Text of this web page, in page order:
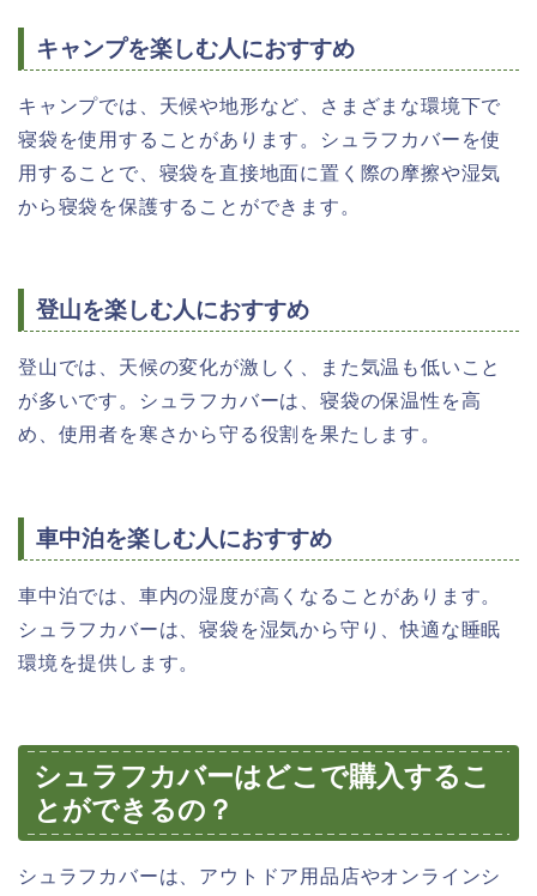
キャンプを楽しむ人におすすめ
キャンプでは、天候や地形など、さまざまな環境下で
寝袋を使用することがあります。シュラフカバーを使
用することで、寝袋を直接地面に置く際の摩擦や湿気
から寝袋を保護することができます。
登山を楽しむ人におすすめ
登山では、天候の変化が激しく、また気温も低いこと
が多いです。シュラフカバーは、寝袋の保温性を高
め、使用者を寒さから守る役割を果たします。
車中泊を楽しむ人におすすめ
車中泊では、車内の湿度が高くなることがあります。
シュラフカバーは、寝袋を湿気から守り、快適な睡眠
環境を提供します。
シュラフカバーはどこで購入するこ
とができるの？
シュラフカバーは、アウトドア用品店やオンラインシ